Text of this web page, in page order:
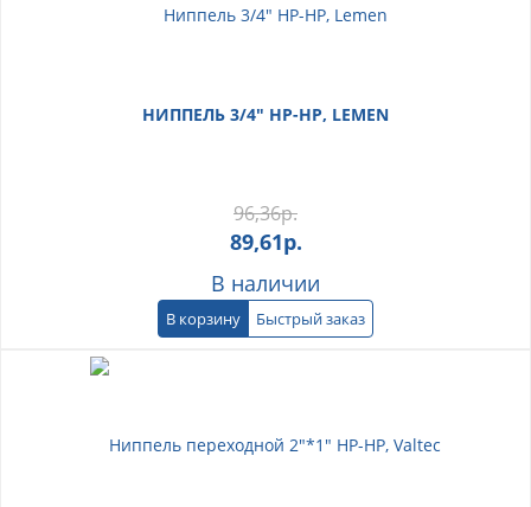
НИППЕЛЬ 3/4" НР-НР, LEMEN
96,36р.
89,61р.
В наличии
В корзину Быстрый заказ